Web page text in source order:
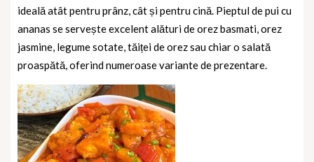
ideală atât pentru prânz, cât și pentru cină. Pieptul de pui cu
ananas se servește excelent alături de orez basmati, orez
jasmine, legume sotate, tăiței de orez sau chiar o salată
proaspătă, oferind numeroase variante de prezentare.